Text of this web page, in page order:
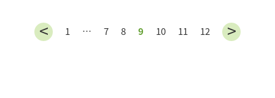
1 … 7 8 9 10 11 12